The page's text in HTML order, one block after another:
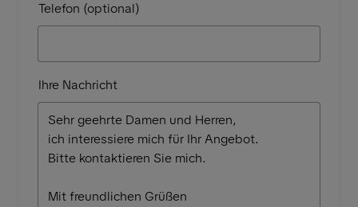
Telefon (optional)
Ihre Nachricht